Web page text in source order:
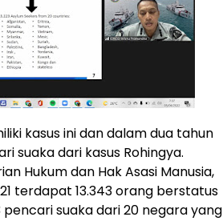
kasus ini dan dalam dua tahun
suaka dari kasus Rohingya.
Hukum dan Hak Asasi Manusia,
terdapat 13.343 orang berstatus
pencari suaka dari 20 negara yang